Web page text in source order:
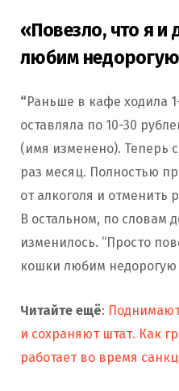
«Повезло, что я и
любим
“Раньше в кафе ходила
оставляла по 10-30
(имя изменено). Теперь
раз месяц. Полностью
от алкоголя и отменить
В остальном, по словам
изменилось. “Просто
кошки любим недорогую
Читайте ещё:
и сохраняют штат. Как
работает во время